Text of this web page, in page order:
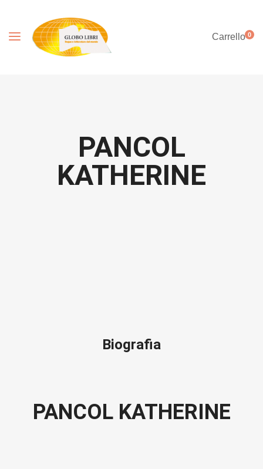
Carrello0
PANCOL
KATHERINE
Biografia
PANCOL KATHERINE